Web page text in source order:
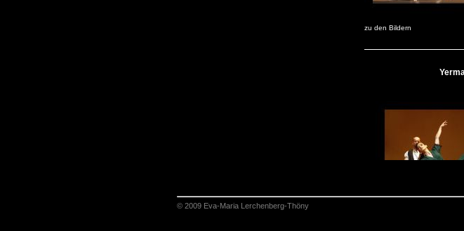
© 2009 Eva-Maria Lerchenberg-Thöny